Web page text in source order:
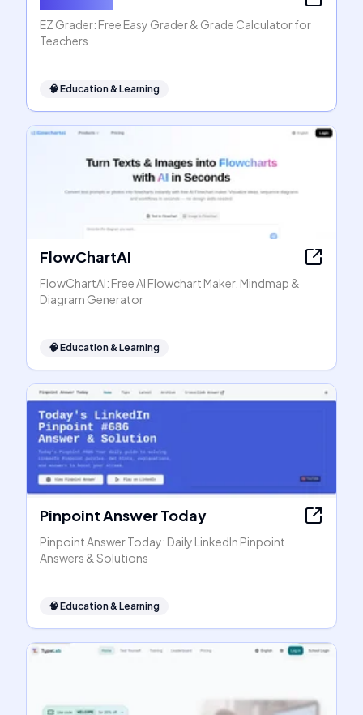
EZ Grader: Free Easy Grader & Grade Calculator for
Teachers
🧠 Education & Learning
FlowChartAI
FlowChartAI: Free AI Flowchart Maker, Mindmap &
Diagram Generator
🧠 Education & Learning
Pinpoint Answer Today
Pinpoint Answer Today: Daily LinkedIn Pinpoint
Answers & Solutions
🧠 Education & Learning